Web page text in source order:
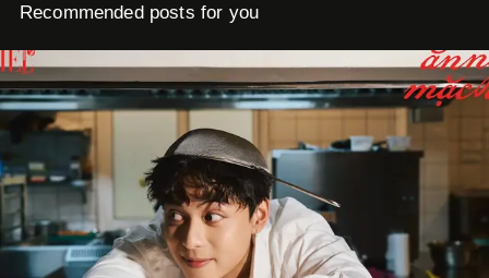
Recommended posts for you